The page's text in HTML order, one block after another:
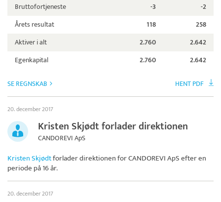
Bruttofortjeneste -3
-2
Årets resultat
118
258
Aktiver i alt
2.760
2.642
Egenkapital
2.760 2.642
SE REGNSKAB HENT PDF
20. december 2017
Kristen Skjødt forlader direktionen
CANDOREVI ApS
Kristen Skjødtforlader direktionen forCANDOREVI ApSefter en
periode på 16 år.
20. december 2017